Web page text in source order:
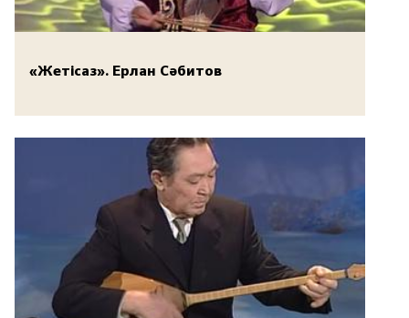
«Жетісаз». Ерлан Сәбитов